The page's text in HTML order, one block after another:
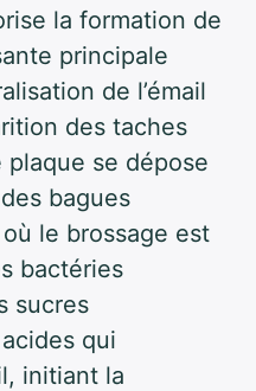
la formation de
principale
de l’émail
des taches
se dépose
bagues
le brossage est
bactéries
sucres
qui
initiant la